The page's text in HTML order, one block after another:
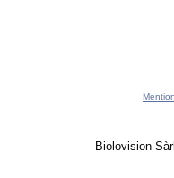
Biolovision